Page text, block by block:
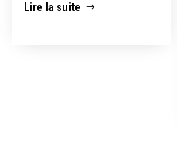
Lire la suite